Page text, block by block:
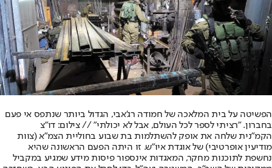
הפשיטה על בית המלאכה של חמודה רג'אבי, הגדול ביותר שנתפס אי פעם
בחברון. "רציתי לספר לכל העולם, אבל לא יכולתי" // צילום: דו"צ
הקמ"נית שלחה את אופק להשתלמות בת שבוע בחוליית הצמ"א (צוות
מודיעין אופרטיבי) של אוגדת איו"ש. זו היתה הפעם הראשונה שהיא
נחשפת לתוכנות מחקר, המאגדות אינספור פיסות מידע שמגיע במקביל